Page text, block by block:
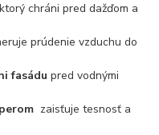
chráni pred dažďom a
prúdenie vzduchu do
fasádu pred vodnými
zaisťuje tesnosť a